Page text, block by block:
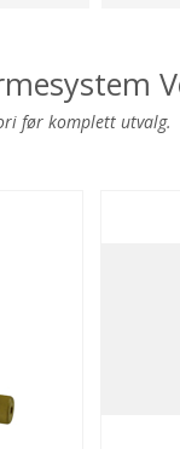
før komplett utvalg.